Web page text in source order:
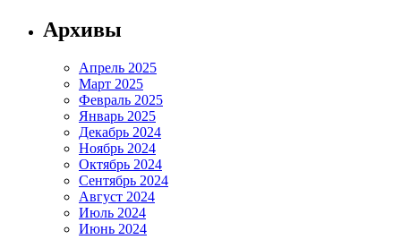
Архивы
Апрель 2025
Март 2025
Февраль 2025
Январь 2025
Декабрь 2024
Ноябрь 2024
Октябрь 2024
Сентябрь 2024
Август 2024
Июль 2024
Июнь 2024